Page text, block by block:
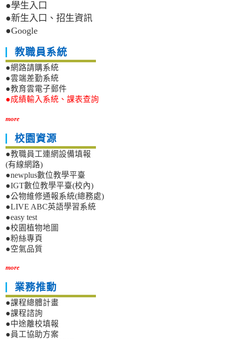
●學生入口
●新生入口、招生資訊
●Google
教職員系統
●網路請購系統
●雲端差勤系統
●教育雲電子郵件
●成績輸入系統、課表查詢
more
校園資源
●教職員工連網設備填報
(有線網路)
●newplus數位教學平臺
●IGT數位教學平臺(校內)
●公物維修通報系統(總務處)
●LIVE ABC英語學習系統
●easy test
●校園植物地圖
●粉絲專頁
●空氣品質
more
業務推動
●課程總體計畫
●課程諮詢
●中途離校填報
●員工協助方案